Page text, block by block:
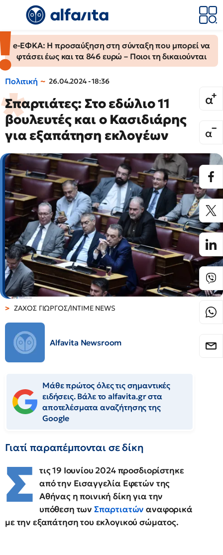
e-ΕΦΚΑ: Η προσαύξηση στη σύνταξη που μπορεί να
φτάσει έως και τα 846 ευρώ – Ποιοι τη δικαιούνται
Πολιτική 26.04.2024 - 18:36
Σπαρτιάτες: Στο εδώλιο 11
βουλευτές και ο Κασιδιάρης
για εξαπάτηση εκλογέων
ΖΑΧΟΣ ΓΙΩΡΓΟΣ/INTIME NEWS
Alfavita Newsroom
Μάθε πρώτος όλες τις σημαντικές
ειδήσεις. Βάλε το alfavita.gr στα
αποτελέσματα αναζήτησης της
Google
Γιατί παραπέμπονται σε δίκη
Σ τις 19 Ιουνίου 2024 προσδιορίστηκε
από την Εισαγγελία Εφετών της
Αθήνας η ποινική δίκη για την
υπόθεση των Σπαρτιατών αναφορικά
με την εξαπάτηση του εκλογικού σώματος.